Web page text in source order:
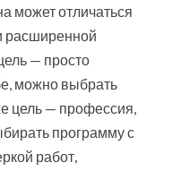
может отличаться
расширенной
— просто
можно выбрать
цель — профессия,
программу с
работ,